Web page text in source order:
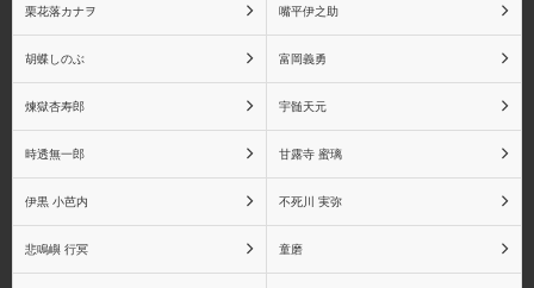
栗花落カナヲ 嘴平伊之助
胡蝶しのぶ 富岡義勇
煉獄杏寿郎 宇髄天元
時透無一郎 甘露寺 蜜璃
伊黒 小芭内 不死川 実弥
悲鳴嶼 行冥 童磨